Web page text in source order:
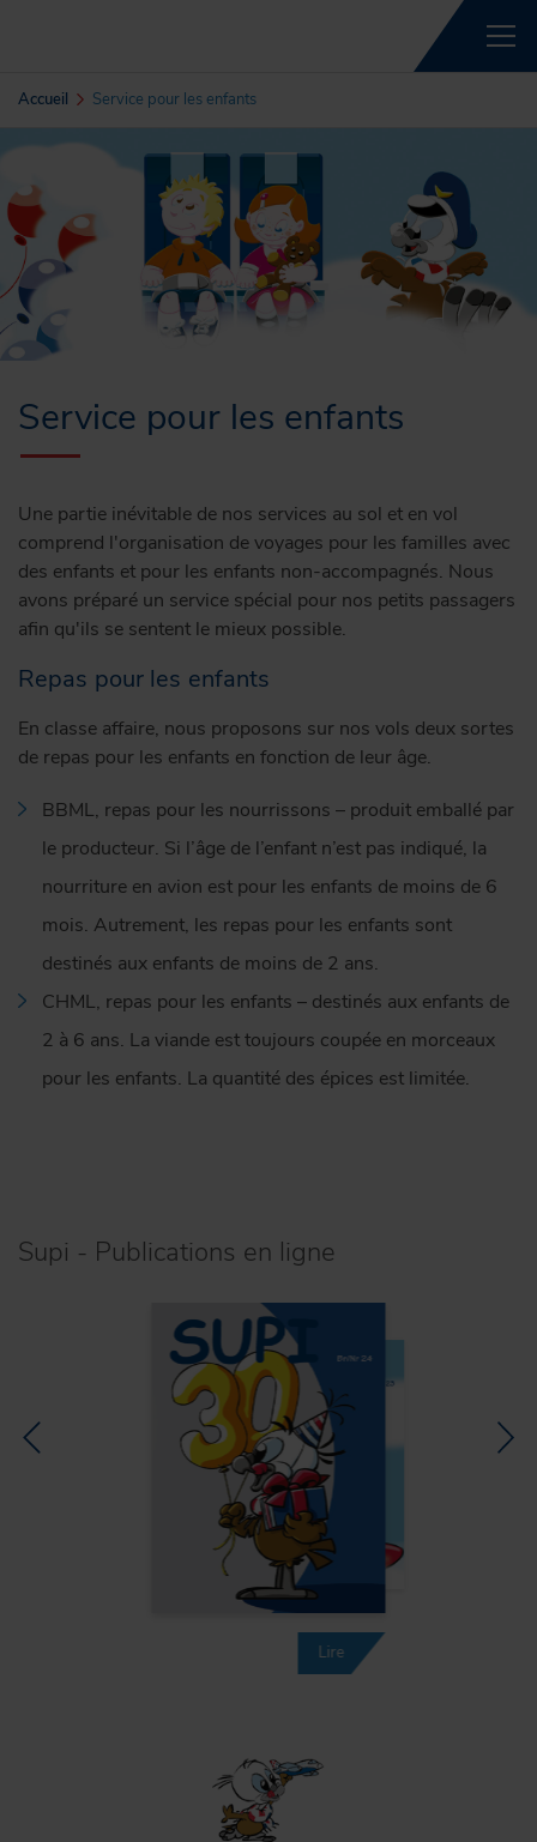
Accueil Service pour les enfants
Service pour les enfants
Une partie inévitable de nos services au sol et en vol
comprend l'organisation de voyages pour les familles avec
des enfants et pour les enfants non-accompagnés. Nous
avons préparé un service spécial pour nos petits passagers
afin qu'ils se sentent le mieux possible.
Repas pour les enfants
En classe affaire, nous proposons sur nos vols deux sortes
de repas pour les enfants en fonction de leur âge.
BBML, repas pour les nourrissons – produit emballé par
le producteur. Si l’âge de l’enfant n’est pas indiqué, la
nourriture en avion est pour les enfants de moins de 6
mois. Autrement, les repas pour les enfants sont
destinés aux enfants de moins de 2 ans.
CHML, repas pour les enfants – destinés aux enfants de
2 à 6 ans. La viande est toujours coupée en morceaux
pour les enfants. La quantité des épices est limitée.
Supi - Publications en ligne
Lire